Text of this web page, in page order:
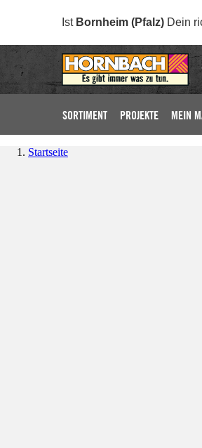
Ist Bornheim (Pfalz) Dein
SORTIMENT PROJEKTE MEIN
Startseite